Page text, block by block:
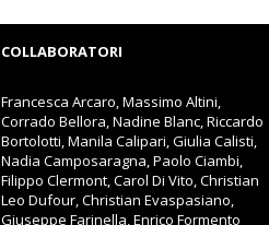
COLLABORATORI
Francesca Arcaro, Massimo Altini,
Corrado Bellora, Nadine Blanc, Riccardo
Bortolotti, Manila Calipari, Giulia Calisti,
Nadia Camposaragna, Paolo Ciambi,
Filippo Clermont, Carol Di Vito, Christian
Leo Dufour, Christian Evaspasiano,
Giuseppe Farinella, Enrico Formento